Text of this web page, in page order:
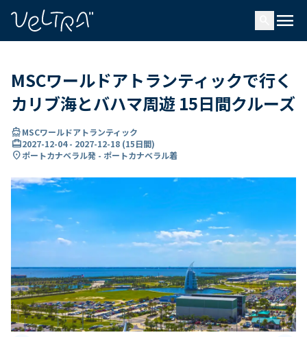
menu
MSCワールドアトランティックで行く
カリブ海とバハマ周遊 15日間クルーズ
directions_boatMSCワールドアトランティック
card_travel2027-12-04- 2027-12-18 (15日間)
location_onポートカナベラル発 - ポートカナベラル着